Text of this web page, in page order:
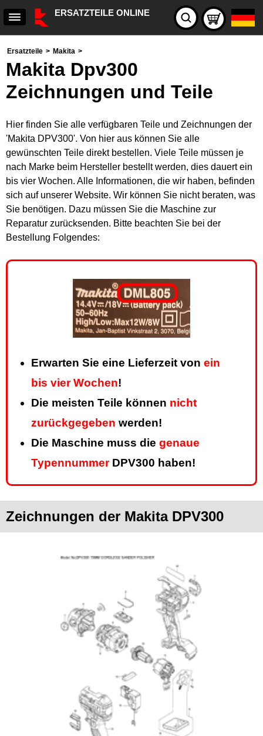
ERSATZTEILE ONLINE
Ersatzteile > Makita >
Makita Dpv300
Zeichnungen und Teile
Hier finden Sie alle verfügbaren Teile und Zeichnungen der
'Makita DPV300'. Von hier aus können Sie alle
gewünschten Teile direkt bestellen. Viele Teile müssen je
nach Marke beim Hersteller bestellt werden, dies dauert ein
bis vier Wochen. Alle Informationen, die wir haben, befinden
sich auf unserer Website. Wir können Sie nicht beraten, was
Sie benötigen. Dazu müssen Sie die Maschine zur
Reparatur zurücksenden. Bitte beachten Sie bei der
Bestellung Folgendes:
Erwarten Sie eine Lieferzeit von ein
bis vier Wochen!
Die meisten Teile können nicht
zurückgegeben werden!
Die Maschine muss die genaue
TypennummerDPV300 haben!
Zeichnungen der Makita DPV300